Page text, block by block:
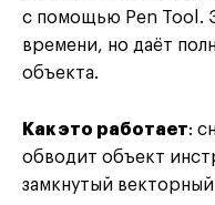
с помощью Pen Tool.
времени, но даёт
объекта.
Как это работает:
обводит объект
замкнутый